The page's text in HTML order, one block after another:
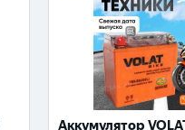
Аккумулятор